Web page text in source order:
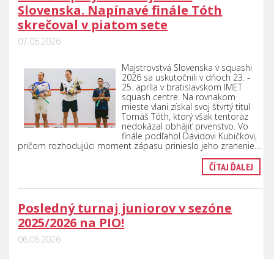
Slovenska. Napínavé finále Tóth
skrečoval v piatom sete
07.06.2026
Majstrovstvá Slovenska v squashi
2026 sa uskutočnili v dňoch 23. -
25. apríla v bratislavskom IMET
squash centre. Na rovnakom
mieste vlani získal svoj štvrtý titul
Tomáš Tóth, ktorý však tentoraz
nedokázal obhájiť prvenstvo. Vo
finále podľahol Dávidovi Kubičkovi,
pričom rozhodujúci moment zápasu prinieslo jeho zranenie....
ČÍTAJ ĎALEJ
Posledný turnaj juniorov v sezóne
2025/2026 na PIO!
06.06.2026